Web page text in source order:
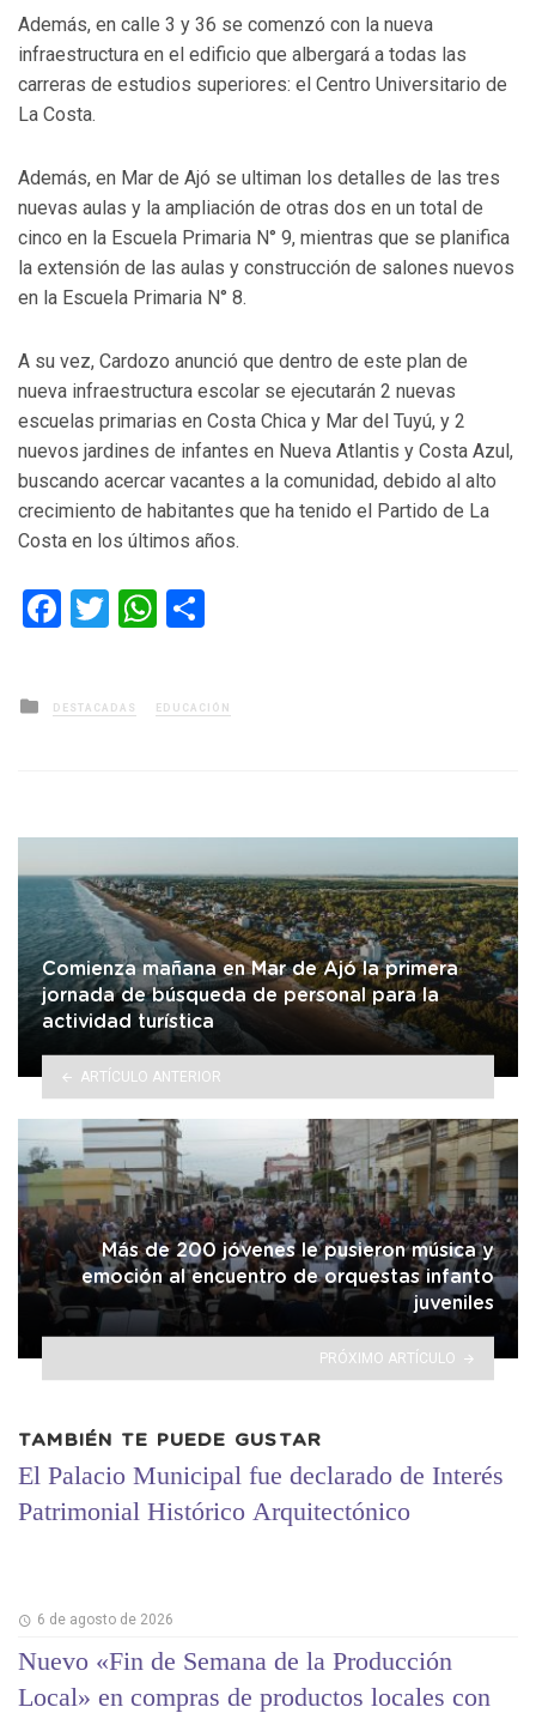
Además, en calle 3 y 36 se comenzó con la nueva
infraestructura en el edificio que albergará a todas las
carreras de estudios superiores: el Centro Universitario de
La Costa.
Además, en Mar de Ajó se ultiman los detalles de las tres
nuevas aulas y la ampliación de otras dos en un total de
cinco en la Escuela Primaria N° 9, mientras que se planifica
la extensión de las aulas y construcción de salones nuevos
en la Escuela Primaria N° 8.
A su vez, Cardozo anunció que dentro de este plan de
nueva infraestructura escolar se ejecutarán 2 nuevas
escuelas primarias en Costa Chica y Mar del Tuyú, y 2
nuevos jardines de infantes en Nueva Atlantis y Costa Azul,
buscando acercar vacantes a la comunidad, debido al alto
crecimiento de habitantes que ha tenido el Partido de La
Costa en los últimos años.
Facebook
TwitterWhatsApp
Posted
in
DESTACADAS EDUCACIÓN
Comienza mañana en Mar de Ajó la primera
jornada de búsqueda de personal para la
actividad turística
ARTÍCULO ANTERIOR
Más de 200 jóvenes le pusieron música y
emoción al encuentro de orquestas infanto
juveniles
PRÓXIMO ARTÍCULO
TAMBIÉN TE PUEDE GUSTAR
El Palacio Municipal fue declarado de Interés
Patrimonial Histórico Arquitectónico
6 de agosto de 2026
Nuevo «Fin de Semana de la Producción
Local» en compras de productos locales con